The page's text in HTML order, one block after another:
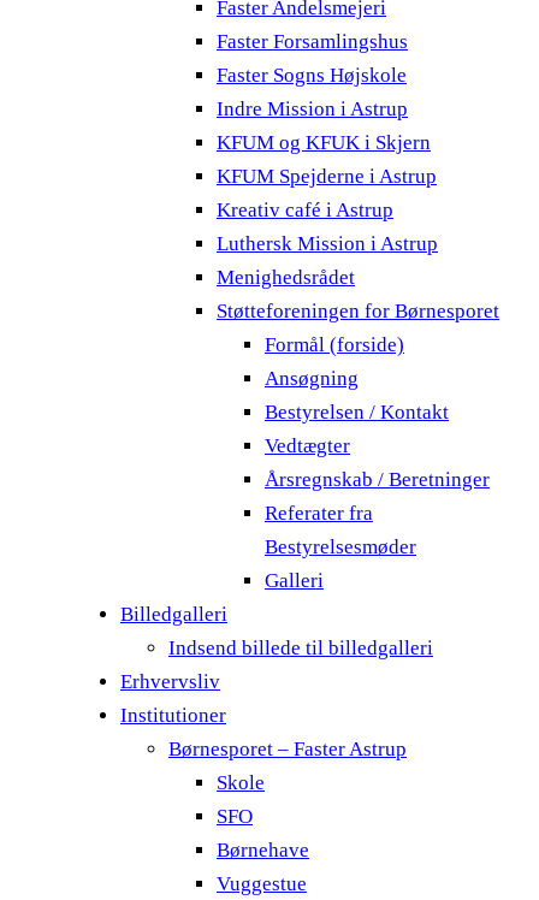
Faster Andelsmejeri
Faster Forsamlingshus
Faster Sogns Højskole
Indre Mission i Astrup
KFUM og KFUK i Skjern
KFUM Spejderne i Astrup
Kreativ café i Astrup
Luthersk Mission i Astrup
Menighedsrådet
Støtteforeningen for Børnesporet
Formål (forside)
Ansøgning
Bestyrelsen / Kontakt
Vedtægter
Årsregnskab / Beretninger
Referater fra
Bestyrelsesmøder
Galleri
Billedgalleri
Indsend billede til billedgalleri
Erhvervsliv
Institutioner
Børnesporet – Faster Astrup
Skole
SFO
Børnehave
Vuggestue